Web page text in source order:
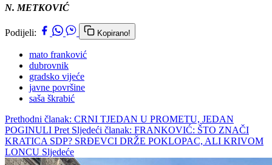
N. METKOVIĆ
Podijeli: Kopirano!
mato franković
dubrovnik
gradsko vijeće
javne površine
saša škrabić
Prethodni članak: CRNI TJEDAN U PROMETU, JEDAN
POGINULI Pret Sljedeći članak: FRANKOVIĆ: ŠTO ZNAČI
KRATICA SDP? SRĐEVCI DRŽE POKLOPAC, ALI KRIVOM
LONCU Sljedeće